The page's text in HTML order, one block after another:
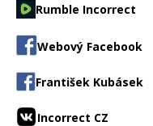
Rumble Incorrect
Webový Facebook
František Kubásek
Incorrect CZ